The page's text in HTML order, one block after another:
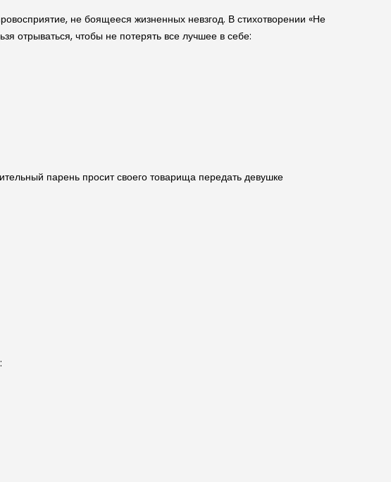
не боящееся жизненных невзгод. В стихотворении «Не
отрываться, чтобы не потерять все лучшее в себе:
парень просит своего товарища передать девушке